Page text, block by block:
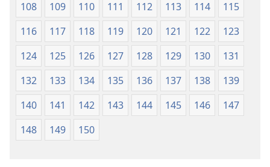
108
109 110 111 112 113 114
115
116
117 118 119 120 121 122
123
124
125 126 127 128 129 130
131
132
133 134 135 136 137 138
139
140
141 142 143 144 145 146
147
148
149 150